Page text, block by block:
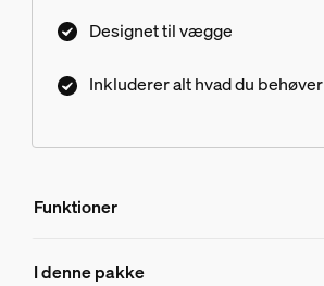
Designet til vægge
Inkluderer alt hvad du behøver
Funktioner
Funktioner
I denne pakke